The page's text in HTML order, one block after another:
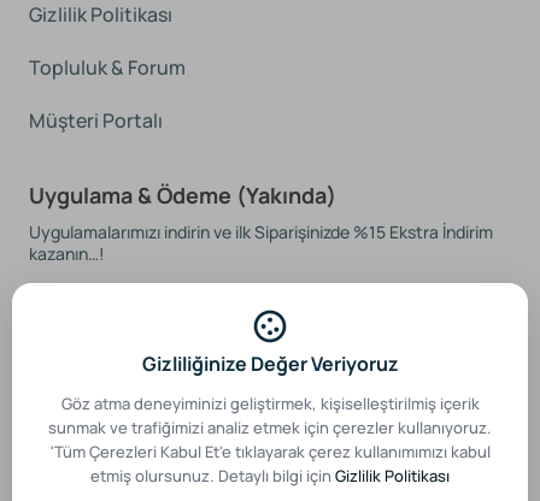
Gizlilik Politikası
Topluluk & Forum
Müşteri Portalı
Uygulama & Ödeme (Yakında)
Uygulamalarımızı indirin ve ilk Siparişinizde %15 Ekstra İndirim
kazanın…!
Güvenli Ödeme SistemleriGizliliğinize Değer Veriyoruz
Göz atma deneyiminizi geliştirmek, kişiselleştirilmiş içerik
sunmak ve trafiğimizi analiz etmek için çerezler kullanıyoruz.
'Tüm Çerezleri Kabul Et'e tıklayarak çerez kullanımımızı kabul
etmiş olursunuz. Detaylı bilgi için Gizlilik Politikası